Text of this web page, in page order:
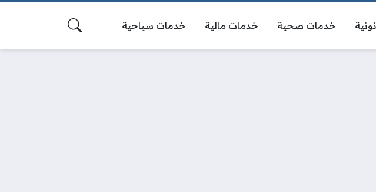
خدمات صحية خدمات مالية خدمات سياحية